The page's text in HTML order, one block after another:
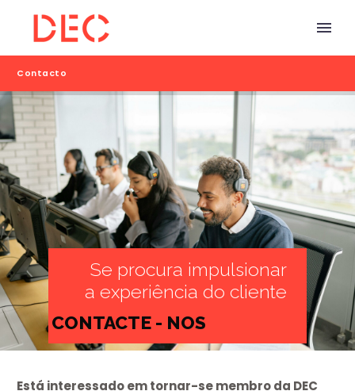
Contacto
Se procura impulsionar
a experiência do cliente
CONTACTE - NOS
Está interessado em tornar-se membro da DEC